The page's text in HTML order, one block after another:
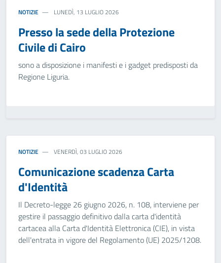
NOTIZIE LUNEDÌ, 13 LUGLIO 2026
Presso la sede della Protezione
Civile di Cairo
sono a disposizione i manifesti e i gadget predisposti da
Regione Liguria.
NOTIZIE VENERDÌ, 03 LUGLIO 2026
Comunicazione scadenza Carta
d'Identità
Il Decreto-legge 26 giugno 2026, n. 108, interviene per
gestire il passaggio definitivo dalla carta d'identità
cartacea alla Carta d'Identità Elettronica (CIE), in vista
dell'entrata in vigore del Regolamento (UE) 2025/1208.